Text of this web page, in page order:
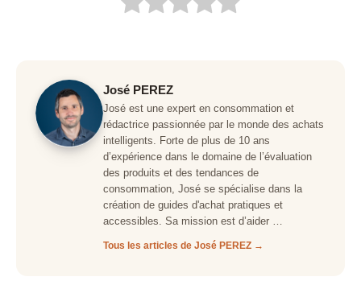
José PEREZ
José est une expert en consommation et
rédactrice passionnée par le monde des achats
intelligents. Forte de plus de 10 ans
d’expérience dans le domaine de l’évaluation
des produits et des tendances de
consommation, José se spécialise dans la
création de guides d'achat pratiques et
accessibles. Sa mission est d’aider …
Tous les articles de José PEREZ →